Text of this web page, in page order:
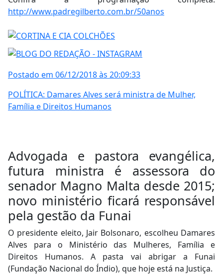
http://www.padregilberto.com.br/50anos
Postado em 06/12/2018 às 20:09:33
POLÍTICA: Damares Alves será ministra de Mulher,
Família e Direitos Humanos
Advogada e pastora evangélica,
futura ministra é assessora do
senador Magno Malta desde 2015;
novo ministério ficará responsável
pela gestão da Funai
O presidente eleito, Jair Bolsonaro, escolheu Damares
Alves para o Ministério das Mulheres, Família e
Direitos Humanos. A pasta vai abrigar a Funai
(Fundação Nacional do Índio), que hoje está na Justiça.